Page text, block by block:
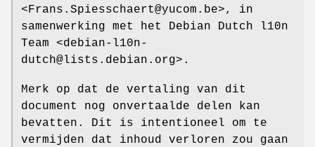
<Frans.Spiesschaert@yucom.be>, in
samenwerking met het Debian Dutch l10n
Team <debian-l10n-
dutch@lists.debian.org>.
Merk op dat de vertaling van dit
document nog onvertaalde delen kan
bevatten. Dit is intentioneel om te
vermijden dat inhoud verloren zou gaan